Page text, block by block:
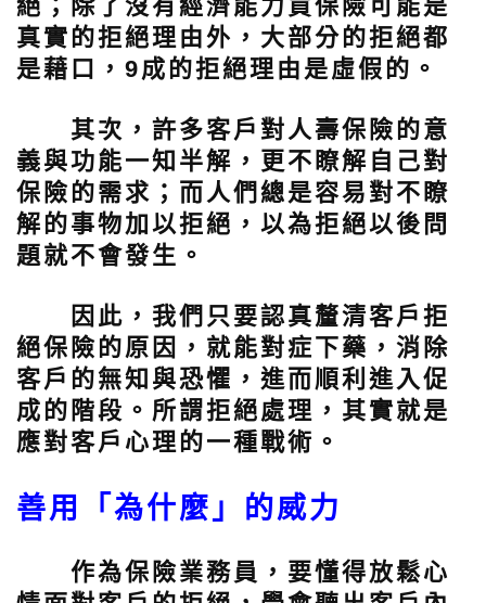
絕；除了沒有經濟能力買保險可能是
真實的拒絕理由外，大部分的拒絕都
是藉口，9成的拒絕理由是虛假的。
其次，許多客戶對人壽保險的意
義與功能一知半解，更不瞭解自己對
保險的需求；而人們總是容易對不瞭
解的事物加以拒絕，以為拒絕以後問
題就不會發生。
因此，我們只要認真釐清客戶拒
絕保險的原因，就能對症下藥，消除
客戶的無知與恐懼，進而順利進入促
成的階段。 所謂拒絕處理，其實就是
應對客戶心理的一種戰術。
善用「為什麼」的威力
作為保險業務員，要懂得放鬆心